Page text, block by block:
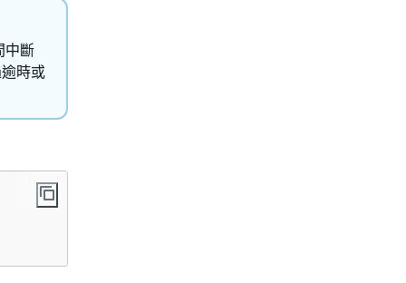
中斷
時或